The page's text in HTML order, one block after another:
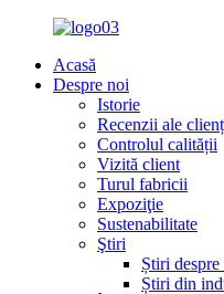
Acasă
Despre noi
Istorie
Recenzii ale
Controlul calității
Vizită client
Turul fabricii
Expoziţie
Sustenabilitate
Ştiri
Știri
Știri din